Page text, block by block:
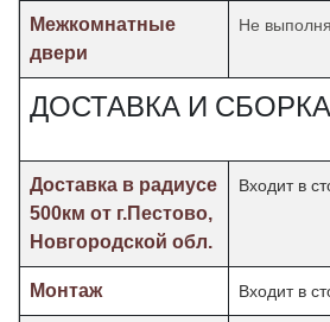
Межкомнатные
двери
Не
ДОСТАВКА И СБОРКА
Доставка в радиусе
500км от г.Пестово,
Новгородской обл.
Входит в
Монтаж Входит в